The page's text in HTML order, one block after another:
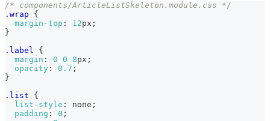
/* components/ArticleListSkeleton.module.css */
.wrap
{
margin-top : 12px ;
}
.label
{
margin : 0 0 8px ;
opacity : 0.7 ;
}
.list
{
list-style : none ;
padding : 0 ;